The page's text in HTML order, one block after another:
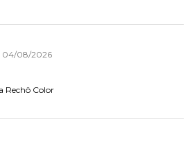
04/08/2026
Rechô Color